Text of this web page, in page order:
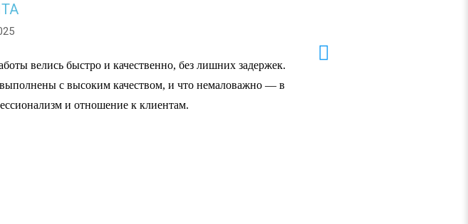
велись быстро и качественно, без лишних задержек.
с высоким качеством, и что немаловажно — в
и отношение к клиентам.